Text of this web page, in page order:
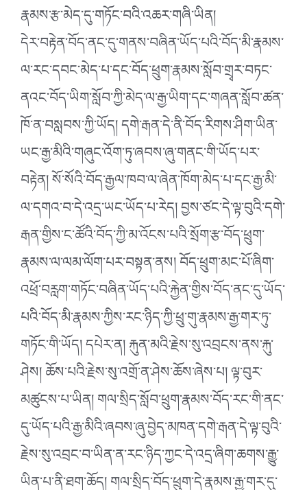
རྣམས་རྩ་མེད་དུ་གཏོང་བའི་འཆར་གཞི་ཡིན།
དེར་བརྟེན་བོད་ནང་དུ་གནས་བཞིན་ཡོད་པའི་བོད་མི་རྣམས་
ལ་རང་དབང་མེད་པ་དང་བོད་ཕྲུག་རྣམས་སློབ་གྲྭར་བཏང་
ནའང་བོད་ཡིག་སློབ་ཀྱི་མེད་ལ་རྒྱ་ཡིག་དང་གཞན་སློབ་ཚན་
ཁོ་ན་བསླབས་ཀྱི་ཡོད། དགེ་རྒན་དེ་ནི་བོད་རིགས་ཤིག་ཡིན་
ཡང་རྒྱ་མིའི་གཞུང་འོག་ཏུ་ཞབས་ཞུ་གནང་གི་ཡོད་པར་
བརྟེན། སོ་སོའི་བོད་རྒྱལ་ཁབ་ལ་ཞེན་ཁོག་མེད་པ་དང་རྒྱ་མི་
ལ་དགའ་བ་དེ་འདྲ་ཡང་ཡོད་པ་རེད། བྱས་ཙང་དེ་ལྟ་བུའི་དགེ་
རྒན་གྱིས་ང་ཚོའི་བོད་ཀྱི་མ་འོངས་པའི་སྲོག་རྩ་བོད་ཕྲུག་
རྣམས་ལ་ལམ་ལོག་པར་བསྟན་ནས། བོད་ཕྲུག་མང་པོ་ཞིག་
འཕྲོ་བརླག་གཏོང་བཞིན་ཡོད་པའི་རྐྱེན་གྱིས་བོད་ནང་དུ་ཡོད་
པའི་བོད་མི་རྣམས་ཀྱིས་རང་ཉིད་ཀྱི་ཕྲུ་གུ་རྣམས་རྒྱ་གར་ཏུ་
གཏོང་གི་ཡོད། དཔེར་ན། རྐུན་མའི་རྗེས་སུ་འབྲངས་ནས་རྐུ་
ཤེས། ཆོས་པའི་རྗེས་སུ་འགྲོ་ན་ཤེས་ཆོས་ཞེས་པ། ལྟ་བུར་
མཚུངས་པ་ཡིན། གལ་སྲིད་སློབ་ཕྲུག་རྣམས་བོད་རང་གི་ནང་
དུ་ཡོད་པའི་རྒྱ་མིའི་ཞབས་ཞུ་བྱེད་མཁན་དགེ་རྒན་དེ་ལྟ་བུའི་
རྗེས་སུ་འབྲང་བ་ཡིན་ན་རང་ཉིད་ཀྱང་དེ་འདྲ་ཞིག་ཆགས་རྒྱུ་